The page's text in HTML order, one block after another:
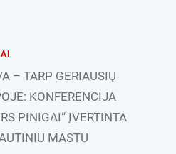
– TARP GERIAUSIŲ
KONFERENCIJA
PINIGAI“ ĮVERTINTA
MASTU